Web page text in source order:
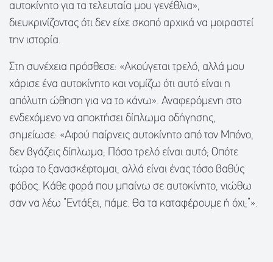
αυτοκίνητο για τα τελευταία μου γενέθλια»,
διευκρινίζοντας ότι δεν είχε σκοπό αρχικά να μοιραστεί
την ιστορία.
Στη συνέχεια πρόσθεσε: «Ακούγεται τρελό, αλλά μου
χάρισε ένα αυτοκίνητο και νομίζω ότι αυτό είναι η
απόλυτη ώθηση για να το κάνω». Αναφερόμενη στο
ενδεχόμενο να αποκτήσει δίπλωμα οδήγησης,
σημείωσε: «Αφού παίρνεις αυτοκίνητο από τον Μπόνο,
δεν βγάζεις δίπλωμα; Πόσο τρελό είναι αυτό; Οπότε
τώρα το ξανασκέφτομαι, αλλά είναι ένας τόσο βαθύς
φόβος. Κάθε φορά που μπαίνω σε αυτοκίνητο, νιώθω
σαν να λέω “Εντάξει, πάμε. Θα τα καταφέρουμε ή όχι;”».